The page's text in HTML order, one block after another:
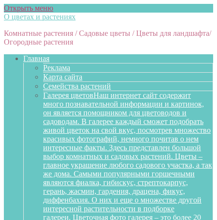
Открыть меню
О цветах и растениях
Комнатные растения / Садовые цветы / Цветы для ландшафта/
Огородные растения
Главная
Реклама
Карта сайта
Семейства растений
Галерея цветовНаш интернет сайт содержит
много познавательной информации и картинок,
он является помощником для цветоводов и
садоводам. В галерее каждый сможет подобрать
живой цветок на свой вкус, посмотрев множество
красивых фотографий, немного почитав о нем
интересные факты. Здесь представлен большой
выбор комнатных и садовых растений. Цветы –
главное украшение любого садового участка, а так
же дома. Самыми популярными горшечными
являются фиалка, гибискус, стрептокарпус,
герань, жасмин, гардения, драцена, фикус,
диффенбахия. О них и еще о множестве другой
интересной растительности в подборке
галереи. Цветочная фото галерея – это более 20